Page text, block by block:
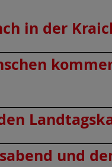
in der
und